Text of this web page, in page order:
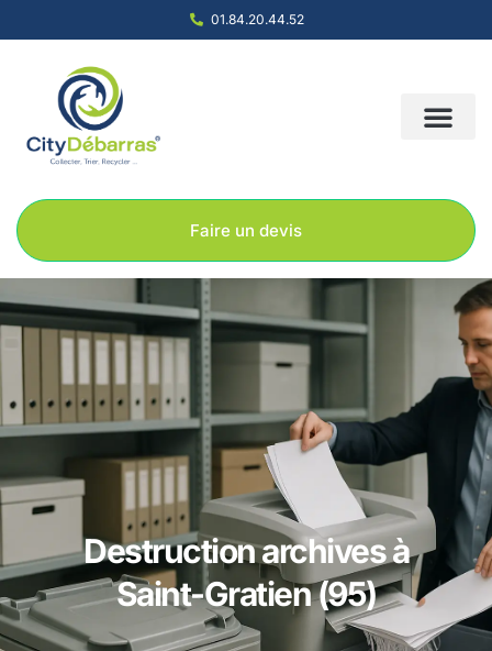
01.84.20.44.52
Faire un devis
Destruction archives à
Saint-Gratien (95)